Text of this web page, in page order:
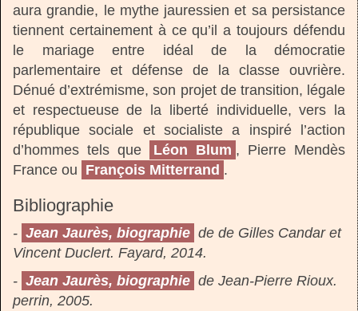
aura grandie, le mythe jauressien et sa persistance
tiennent certainement à ce qu’il a toujours défendu
le mariage entre idéal de la démocratie
parlementaire et défense de la classe ouvrière.
Dénué d’extrémisme, son projet de transition, légale
et respectueuse de la liberté individuelle, vers la
république sociale et socialiste a inspiré l’action
d’hommes tels que
Léon Blum , Pierre Mendès
France ou François Mitterrand .
Bibliographie
- Jean Jaurès, biographie de de Gilles Candar et
Vincent Duclert. Fayard, 2014.
- Jean Jaurès, biographie de Jean-Pierre Rioux.
perrin, 2005.